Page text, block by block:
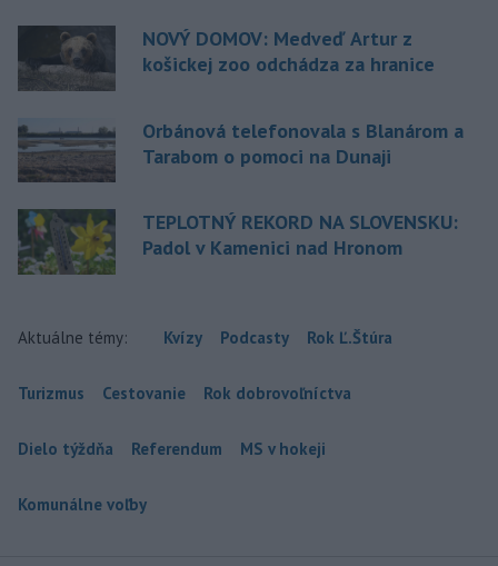
NOVÝ DOMOV: Medveď Artur z
košickej zoo odchádza za hranice
Orbánová telefonovala s Blanárom a
Tarabom o pomoci na Dunaji
TEPLOTNÝ REKORD NA SLOVENSKU:
Padol v Kamenici nad Hronom
Aktuálne témy: Kvízy Podcasty Rok Ľ.Štúra
Turizmus Cestovanie Rok dobrovoľníctva
Dielo týždňa Referendum MS v hokeji
Komunálne voľby